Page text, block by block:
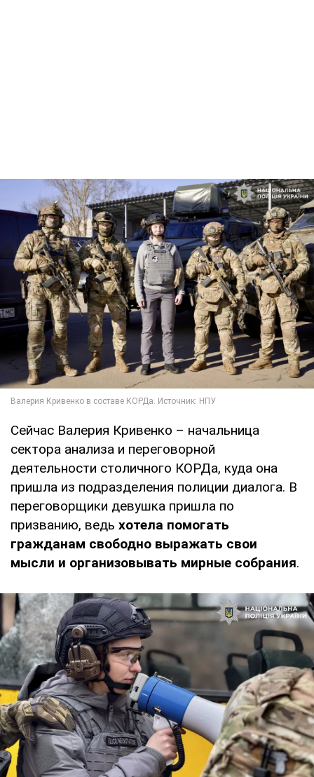
Сейчас Валерия Кривенко – начальница
сектора анализа и переговорной
деятельности столичного КОРДа, куда она
пришла из подразделения полиции диалога. В
переговорщики девушка пришла по
призванию, ведь хотела помогать
гражданам свободно выражать свои
мысли и организовывать мирные собрания.